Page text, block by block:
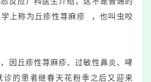
上称为丘疹性荨麻疹
，也叫虫咬
因丘疹性荨麻疹、过敏性鼻炎、哮
诊的患者继春天花粉季之后又迎来